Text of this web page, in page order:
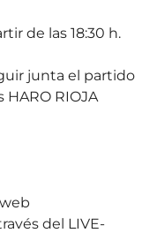
de las 18:30 h.
junta el partido
HARO RIOJA
del LIVE-